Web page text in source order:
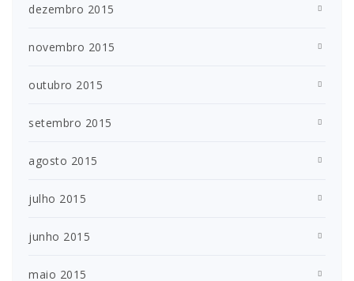
dezembro 2015
novembro 2015
outubro 2015
setembro 2015
agosto 2015
julho 2015
junho 2015
maio 2015